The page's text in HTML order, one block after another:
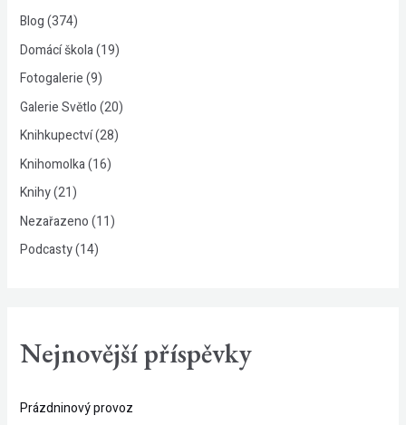
Blog(374)
Domácí škola(19)
Fotogalerie(9)
Galerie Světlo(20)
Knihkupectví(28)
Knihomolka(16)
Knihy(21)
Nezařazeno(11)
Podcasty(14)
Nejnovější příspěvky
Prázdninový provoz